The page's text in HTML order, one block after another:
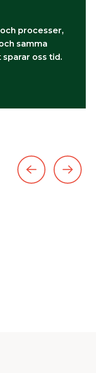
processer,
samma
oss tid.